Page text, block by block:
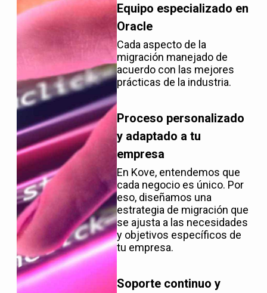
Equipo especializado en
Oracle
Cada aspecto de la
migración manejado de
acuerdo con las mejores
prácticas de la industria.
Proceso personalizado
y adaptado a tu
empresa
En Kove, entendemos que
cada negocio es único. Por
eso, diseñamos una
estrategia de migración que
se ajusta a las necesidades
y objetivos específicos de
tu empresa.
Soporte continuo y